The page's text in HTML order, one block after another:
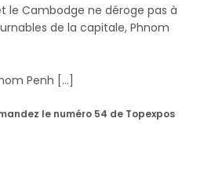
le Cambodge ne déroge pas à
de la capitale, Phnom
Penh […]
le numéro 54 de Topexpos